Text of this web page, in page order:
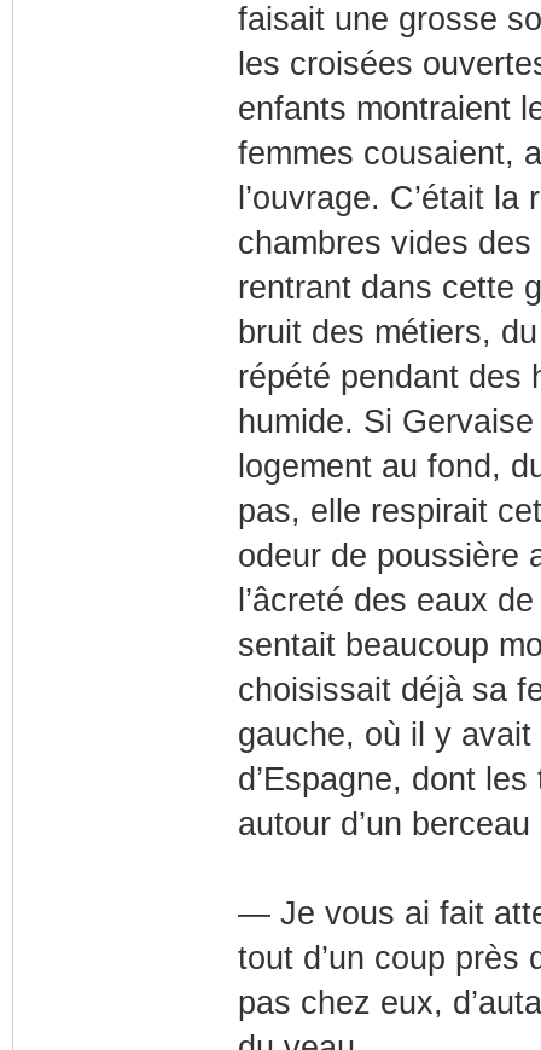
faisait une grosse
les croisées
enfants montraient
femmes cousaient,
l’ouvrage. C’était
chambres vides
rentrant dans cette
bruit des métiers,
répété pendant des
humide. Si
logement au fond,
pas, elle respirait
odeur de poussière
l’âcreté des eaux
sentait beaucoup
choisissait déjà sa
gauche, où il y
d’Espagne, dont
autour d’un
— Je vous ai fait
tout d’un coup près
pas chez eux,